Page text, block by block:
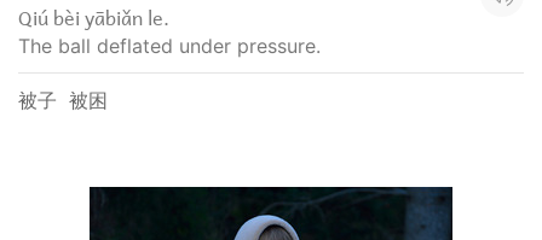
Qiú bèi yābiǎn le.
The ball deflated under pressure.
被子 被困